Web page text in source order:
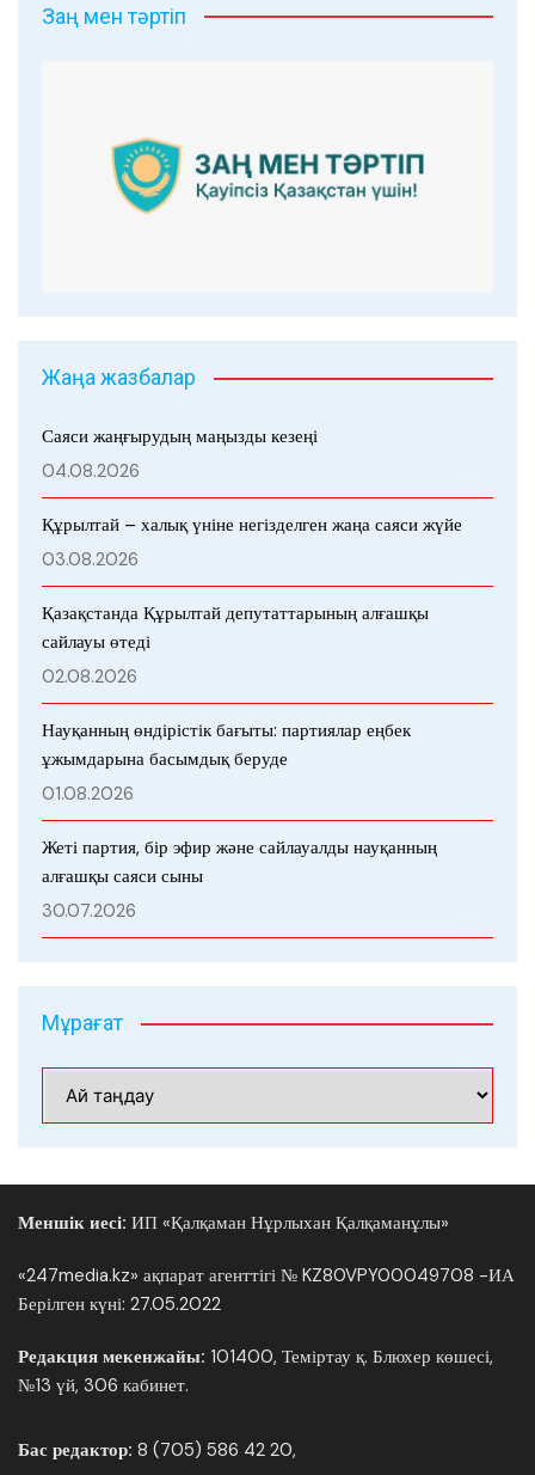
Заң мен тәртіп
Жаңа жазбалар
Саяси жаңғырудың маңызды кезеңі
04.08.2026
Құрылтай – халық үніне негізделген жаңа саяси жүйе
03.08.2026
Қазақстанда Құрылтай депутаттарының алғашқы
сайлауы өтеді
02.08.2026
Науқанның өндірістік бағыты: партиялар еңбек
ұжымдарына басымдық беруде
01.08.2026
Жеті партия, бір эфир және сайлауалды науқанның
алғашқы саяси сыны
30.07.2026
Мұрағат
Меншік иесі: ИП «Қалқаман Нұрлыхан Қалқаманұлы»
«247media.kz» ақпарат агенттігі № KZ80VPY00049708 -ИА
Берілген күні: 27.05.2022
Редакция мекенжайы: 101400, Теміртау қ. Блюхер көшесі,
№13 үй, 306 кабинет.
Бас редактор: 8 (705) 586 42 20,